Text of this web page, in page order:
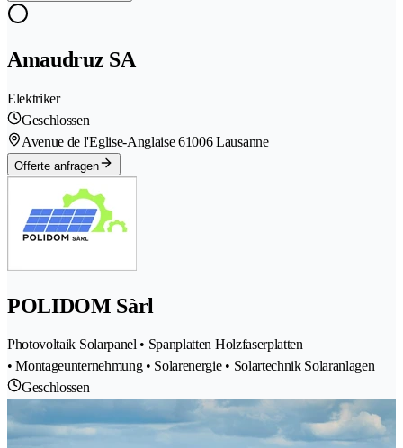
Amaudruz SA
Elektriker
Geschlossen
Avenue de l'Eglise-Anglaise 61006 Lausanne
Offerte anfragen
POLIDOM Sàrl
Photovoltaik Solarpanel • Spanplatten Holzfaserplatten
• Montageunternehmung • Solarenergie • Solartechnik Solaranlagen
Geschlossen